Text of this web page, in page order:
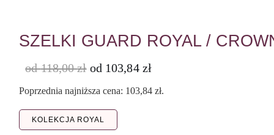
SZELKI GUARD ROYAL /
od118,00zł od 103,84 zł
Poprzednia najniższa cena: 103,84zł.
KOLEKCJA ROYAL